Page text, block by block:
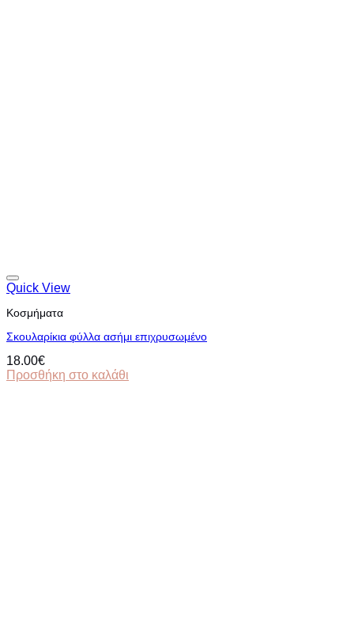
Quick View
Κοσμήματα
Σκουλαρίκια φύλλα ασήμι επιχρυσωμένο
18.00€
Προσθήκη στο καλάθι